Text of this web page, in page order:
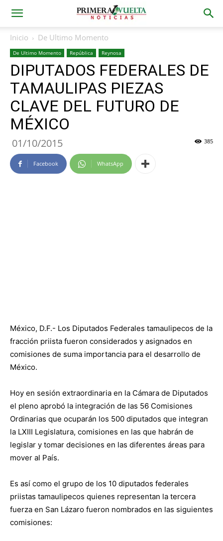
Inicio De Ultimo Momento
De Ultimo Momento República Reynosa
DIPUTADOS FEDERALES DE
TAMAULIPAS PIEZAS
CLAVE DEL FUTURO DE
MÉXICO
01/10/2015 385
Facebook WhatsApp
México, D.F.- Los Diputados Federales tamaulipecos de la
fracción priista fueron considerados y asignados en
comisiones de suma importancia para el desarrollo de
México.
Hoy en sesión extraordinaria en la Cámara de Diputados
el pleno aprobó la integración de las 56 Comisiones
Ordinarias que ocuparán los 500 diputados que integran
la LXIII Legislatura, comisiones en las que habrán de
legislar y tomar decisiones en las diferentes áreas para
mover al País.
Es así como el grupo de los 10 diputados federales
priistas tamaulipecos quienes representan la tercera
fuerza en San Lázaro fueron nombrados en las siguientes
comisiones: